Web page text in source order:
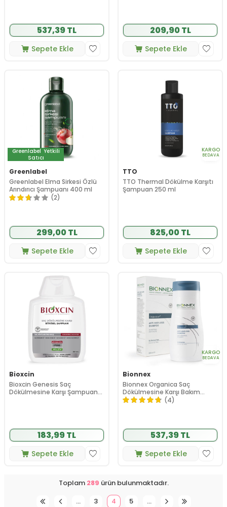
537,39 TL
Sepete Ekle
209,90 TL
Sepete Ekle
Greenlabel Yetkili
Satıcı
Greenlabel
Greenlabel Elma Sirkesi Özlü
Arındırıcı Şampuanı 400 ml
(2)
299,00 TL
Sepete Ekle
KARGO
BEDAVA
TTO
TTO Thermal Dökülme Karşıtı
Şampuan 250 ml
825,00 TL
Sepete Ekle
Bioxcin
Bioxcin Genesis Saç
Dökülmesine Karşı Şampuan
183,99 TL
Sepete Ekle
KARGO
BEDAVA
Bionnex
Bionnex Organica Saç
Dökülmesine Karşı Bakım
Şampuanı (Normal Saçlar) 300
(4)
537,39 TL
Sepete Ekle
Toplam 289 ürün bulunmaktadır.
…
3 4 5 …